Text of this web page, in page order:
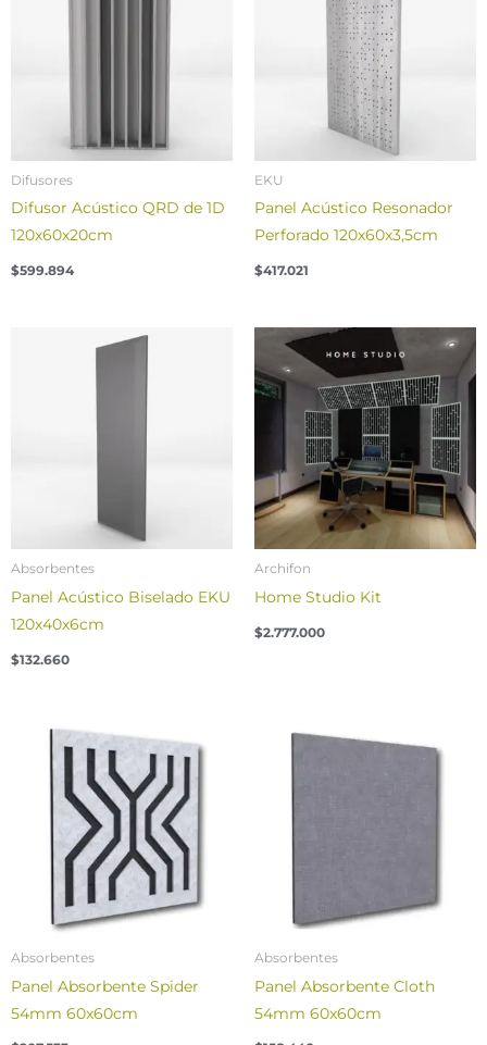
Difusores
Difusor Acústico QRD de 1D
120x60x20cm
$599.894
EKU
Panel Acústico Resonador
Perforado 120x60x3,5cm
$417.021
Absorbentes
Panel Acústico Biselado EKU
120x40x6cm
$132.660
Archifon
Home Studio Kit
$2.777.000
Absorbentes
Panel Absorbente Spider
54mm 60x60cm
Absorbentes
Panel Absorbente Cloth
54mm 60x60cm